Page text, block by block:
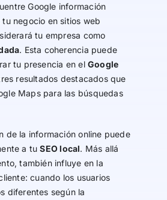
Google información
negocio en sitios web
tu empresa como
. Esta coherencia puede
tu presencia en el Google
resultados destacados que
Maps para las búsquedas
de la información online puede
a tuSEO local. Más allá
también influye en la
cuando los usuarios
diferentes según la